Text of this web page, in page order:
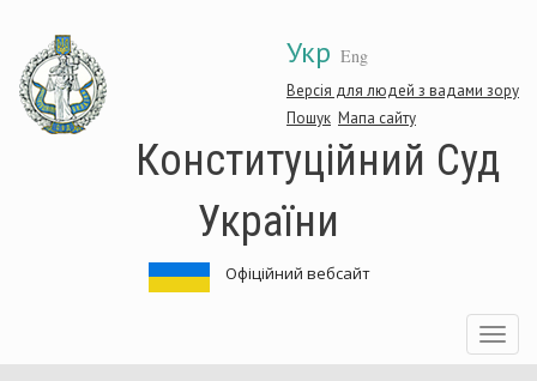
основного
матеріалу
Укр Eng
Версія для людей з вадами зору
Пошук Мапа сайту
Конституційний Суд
України
Офіційний вебсайт
Toggle